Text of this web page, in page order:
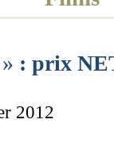
» : prix
2012